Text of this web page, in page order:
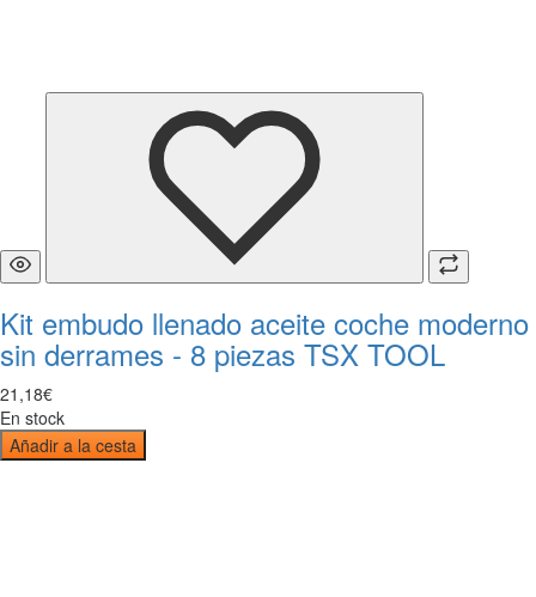
Kit embudo llenado aceite coche moderno
sin derrames - 8 piezas TSX TOOL
21 ,18€
En stock
Añadir a la cesta